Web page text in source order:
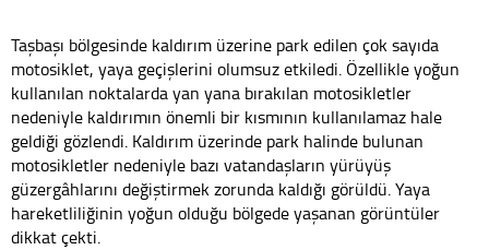
Taşbaşı bölgesinde kaldırım üzerine park edilen çok sayıda
motosiklet, yaya geçişlerini olumsuz etkiledi. Özellikle yoğun
kullanılan noktalarda yan yana bırakılan motosikletler
nedeniyle kaldırımın önemli bir kısmının kullanılamaz hale
geldiği gözlendi. Kaldırım üzerinde park halinde bulunan
motosikletler nedeniyle bazı vatandaşların yürüyüş
güzergâhlarını değiştirmek zorunda kaldığı görüldü. Yaya
hareketliliğinin yoğun olduğu bölgede yaşanan görüntüler
dikkat çekti.